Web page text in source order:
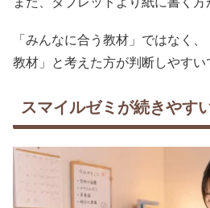
「みんなに合う教材」ではなく
教材」と考えた方が判断しやすい
スマイルゼミが続きやす